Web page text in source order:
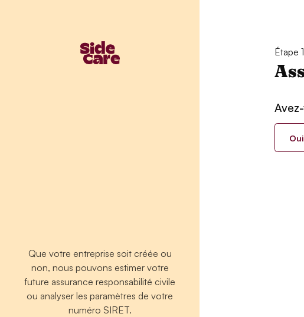
Que votre entreprise soit créée ou
non, nous pouvons estimer votre
future assurance responsabilité civile
ou analyser les paramètres de votre
numéro SIRET.
Étape
Oui